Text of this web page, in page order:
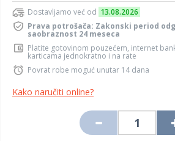
Dostavljamo već od 13.08.2026
Prava potrošača: Zakonski period
saobraznost 24 meseca
Platite gotovinom pouzećem, internet
karticama jednokratno i na rate
Povrat robe moguć unutar 14 dana
Kako naručiti online?